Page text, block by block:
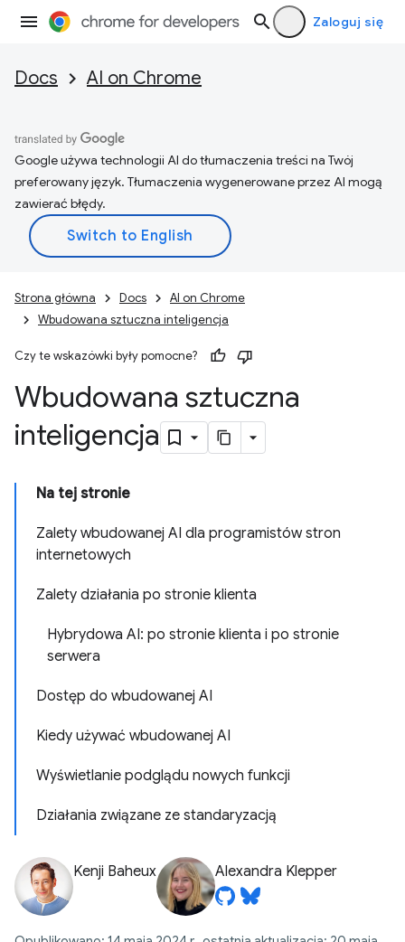
Zaloguj się
Docs AI on Chrome
Google używa technologii AI do tłumaczenia treści na Twój
preferowany język. Tłumaczenia wygenerowane przez AI mogą
zawierać błędy.
Strona główna Docs
AI on Chrome
Wbudowana sztuczna inteligencja
Czy te wskazówki były pomocne?
Wbudowana sztuczna
inteligencja
Na tej stronie
Zalety wbudowanej AI dla programistów stron
internetowych
Zalety działania po stronie klienta
Hybrydowa AI: po stronie klienta i po stronie
serwera
Dostęp do wbudowanej AI
Kiedy używać wbudowanej AI
Wyświetlanie podglądu nowych funkcji
Działania związane ze standaryzacją
Kenji Baheux Alexandra Klepper